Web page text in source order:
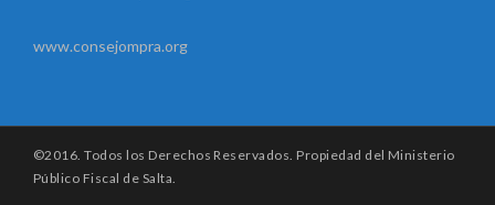
www.consejompra.org
©2016. Todos los Derechos Reservados. Propiedad del Ministerio
Público Fiscal de Salta.